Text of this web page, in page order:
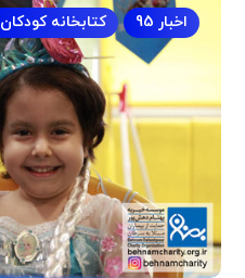
اخبار 95 کتابخانه کودکان